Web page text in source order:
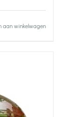
aan winkelwagen